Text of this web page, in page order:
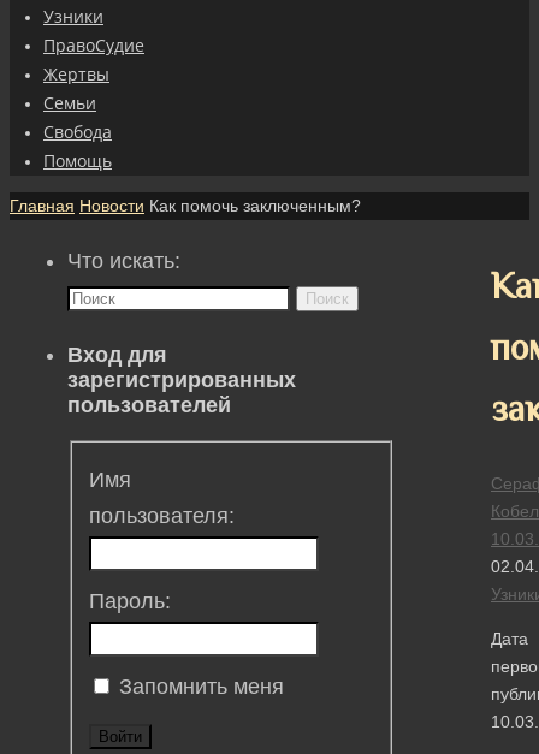
Узники
ПравоСудие
Жертвы
Семьи
Свобода
Помощь
Главная Новости Как помочь заключенным?
Дата
Что искать:
Поиск
Вход для
зарегистрированных
пользователей
Имя
пользователя:
Пароль:
Запомнить меня
Войти